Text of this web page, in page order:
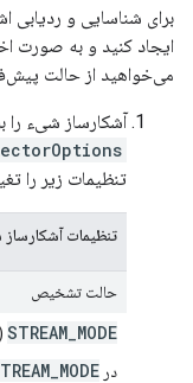
برای شناسایی و ردیابی
ایجاد کنید و به صورت
می‌خواهید از حالت
آشکارساز شیء را
تنظیمات زیر را
تنظیمات
حالت تشخیص
STREAM MODE
در